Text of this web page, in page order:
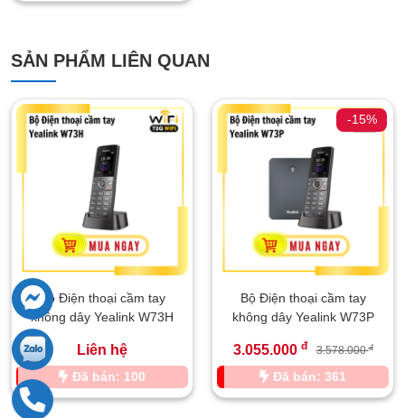
SẢN PHẨM LIÊN QUAN
Bộ Điện thoại cầm tay
không dây Yealink W73H
Liên hệ
Đã bán: 100
-15%
Bộ Điện thoại cầm tay
không dây Yealink W73P
3.055.000 đ 3.578.000đ
Đã bán: 361